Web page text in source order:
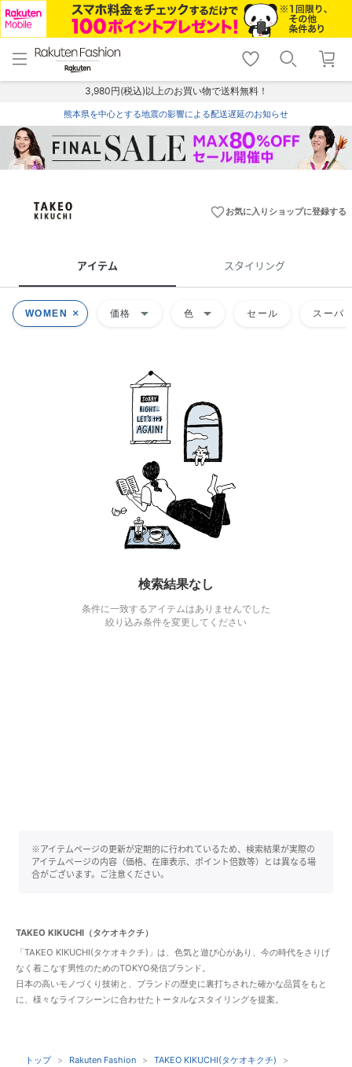
menu home
トップ
shopping_cart lock_outline
ログイン
3,980円(税込)以上のお買い物で送料無料！
熊本県を中心とする地震の影響による配送遅延のお知らせ
favorite_borderお気に入りショップに登録する
アイテム スタイリング
WOMEN 価格 arrow_drop_down 色 arrow_drop_down セール スーパ
検索結果なし
条件に一致するアイテムはありませんでした
絞り込み条件を変更してください
※アイテムページの更新が定期的に行われているため、検索結果が実際の
アイテムページの内容（価格、在庫表示、ポイント倍数等）とは異なる場
合がございます。ご注意ください。
TAKEO KIKUCHI（タケオキクチ）
「TAKEO KIKUCHI(タケオキクチ)」は、色気と遊び心があり、今の時代をさりげ
なく着こなす男性のためのTOKYO発信ブランド。
日本の高いモノづくり技術と、ブランドの歴史に裏打ちされた確かな品質をもと
に、様々なライフシーンに合わせたトータルなスタイリングを提案。
トップ Rakuten Fashion
TAKEO KIKUCHI(タケオキクチ)